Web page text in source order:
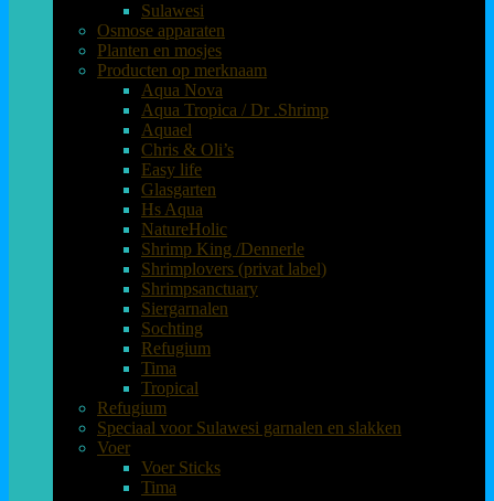
Sulawesi
Osmose apparaten
Planten en mosjes
Producten op merknaam
Aqua Nova
Aqua Tropica / Dr .Shrimp
Aquael
Chris & Oli’s
Easy life
Glasgarten
Hs Aqua
NatureHolic
Shrimp King /Dennerle
Shrimplovers (privat label)
Shrimpsanctuary
Siergarnalen
Sochting
Refugium
Tima
Tropical
Refugium
Speciaal voor Sulawesi garnalen en slakken
Voer
Voer Sticks
Tima